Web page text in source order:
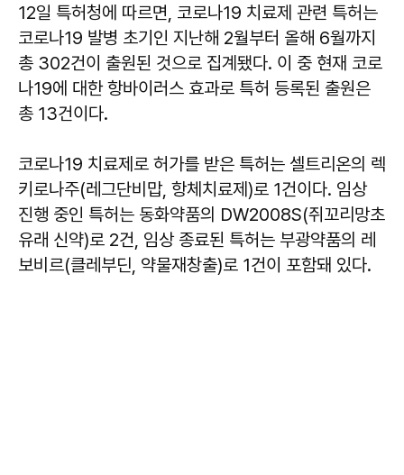
12일 특허청에 따르면, 코로나19 치료제 관련 특허는
코로나19 발병 초기인 지난해 2월부터 올해 6월까지
총 302건이 출원된 것으로 집계됐다. 이 중 현재 코로
나19에 대한 항바이러스 효과로 특허 등록된 출원은
총 13건이다.
코로나19 치료제로 허가를 받은 특허는 셀트리온의 렉
키로나주(레그단비맙, 항체치료제)로 1건이다. 임상
진행 중인 특허는 동화약품의 DW2008S(쥐꼬리망초
유래 신약)로 2건, 임상 종료된 특허는 부광약품의 레
보비르(클레부딘, 약물재창출)로 1건이 포함돼 있다.